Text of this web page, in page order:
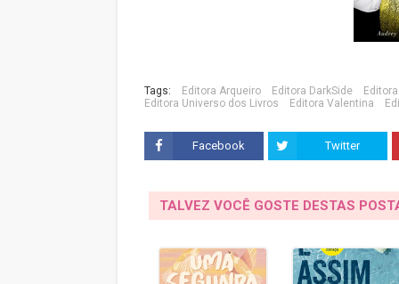
Tags: Editora Arqueiro Editora DarkSide
Editora Universo dos Livros
Editora Valentina
Facebook Twitter
TALVEZ VOCÊ GOSTE DESTAS